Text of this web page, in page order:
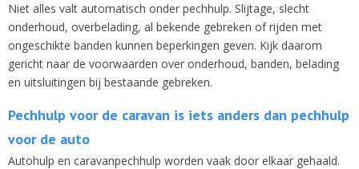
Niet alles valt automatisch onder pechhulp. Slijtage, slecht
onderhoud, overbelading, al bekende gebreken of rijden met
ongeschikte banden kunnen beperkingen geven. Kijk daarom
gericht naar de voorwaarden over onderhoud, banden, belading
en uitsluitingen bij bestaande gebreken.
Pechhulp voor de caravan is iets anders dan pechhulp
voor de auto
Autohulp en caravanpechhulp worden vaak door elkaar gehaald.